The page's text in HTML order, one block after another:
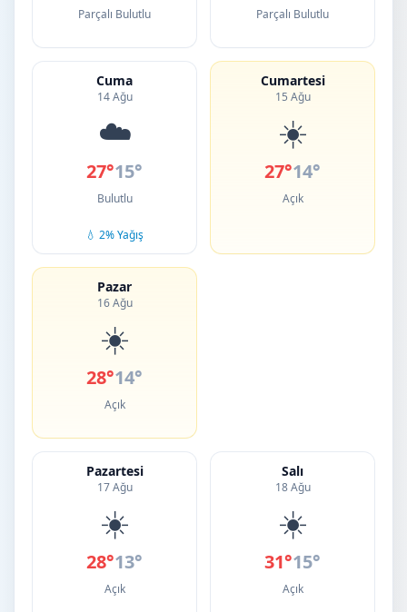
Parçalı Bulutlu Parçalı Bulutlu
Cuma
14 Ağu
☁️
27°15°
Bulutlu
💧 2% Yağış
Cumartesi
15 Ağu
☀️
27°14°
Açık
Pazar
16 Ağu
☀️
28°14°
Açık
Pazartesi
17 Ağu
☀️
28°13°
Açık
Salı
18 Ağu
☀️
31°15°
Açık